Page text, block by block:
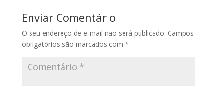
Enviar Comentário
O seu endereço de e-mail não será publicado. Campos
obrigatórios são marcados com *